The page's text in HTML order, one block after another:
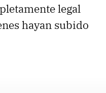
legal
hayan subido